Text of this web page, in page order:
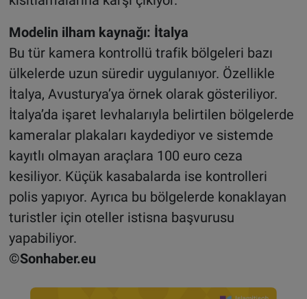
Modelin ilham kaynağı: İtalya
Bu tür kamera kontrollü trafik bölgeleri bazı
ülkelerde uzun süredir uygulanıyor. Özellikle
İtalya, Avusturya’ya örnek olarak gösteriliyor.
İtalya’da işaret levhalarıyla belirtilen bölgelerde
kameralar plakaları kaydediyor ve sistemde
kayıtlı olmayan araçlara 100 euro ceza
kesiliyor. Küçük kasabalarda ise kontrolleri
polis yapıyor. Ayrıca bu bölgelerde konaklayan
turistler için oteller istisna başvurusu
yapabiliyor.
©Sonhaber.eu